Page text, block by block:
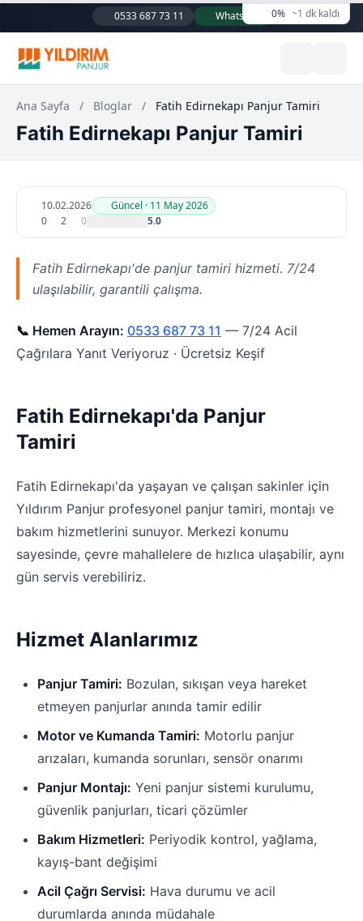
0533 687 73 11 WhatsApp 0% ~1 dk kaldı
Ana Sayfa / Bloglar / Fatih Edirnekapı Panjur Tamiri
Fatih Edirnekapı Panjur Tamiri
10.02.2026
Güncel · 11 May 2026
0
2 0 5.0
Fatih Edirnekapı'de panjur tamiri hizmeti. 7/24
ulaşılabilir, garantili çalışma.
📞 Hemen Arayın: 0533 687 73 11 — 7/24 Acil
Çağrılara Yanıt Veriyoruz · Ücretsiz Keşif
Fatih Edirnekapı'da Panjur
Tamiri
Fatih Edirnekapı'da yaşayan ve çalışan sakinler için
Yıldırım Panjur profesyonel panjur tamiri, montajı ve
bakım hizmetlerini sunuyor. Merkezi konumu
sayesinde, çevre mahallelere de hızlıca ulaşabilir, aynı
gün servis verebiliriz.
Hizmet Alanlarımız
Panjur Tamiri: Bozulan, sıkışan veya hareket
etmeyen panjurlar anında tamir edilir
Motor ve Kumanda Tamiri: Motorlu panjur
arızaları, kumanda sorunları, sensör onarımı
Panjur Montajı: Yeni panjur sistemi kurulumu,
güvenlik panjurları, ticari çözümler
Bakım Hizmetleri: Periyodik kontrol, yağlama,
kayış-bant değişimi
Acil Çağrı Servisi: Hava durumu ve acil
durumlarda anında müdahale